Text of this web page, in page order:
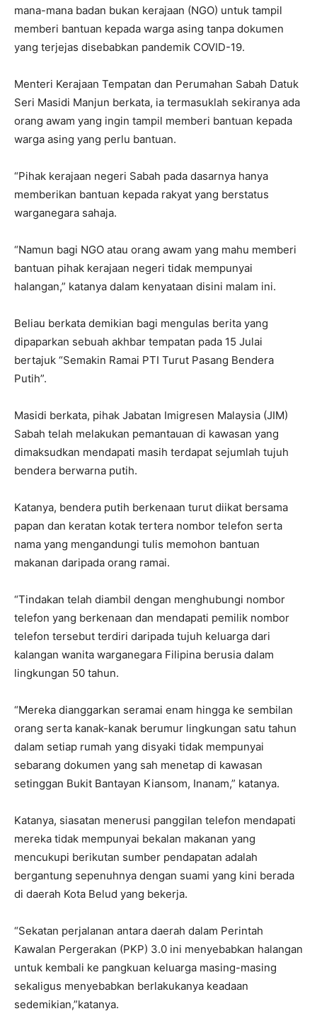
mana-mana badan bukan kerajaan (NGO) untuk tampil
memberi bantuan kepada warga asing tanpa dokumen
yang terjejas disebabkan pandemik COVID-19.
Menteri Kerajaan Tempatan dan Perumahan Sabah Datuk
Seri Masidi Manjun berkata, ia termasuklah sekiranya ada
orang awam yang ingin tampil memberi bantuan kepada
warga asing yang perlu bantuan.
“Pihak kerajaan negeri Sabah pada dasarnya hanya
memberikan bantuan kepada rakyat yang berstatus
warganegara sahaja.
“Namun bagi NGO atau orang awam yang mahu memberi
bantuan pihak kerajaan negeri tidak mempunyai
halangan,” katanya dalam kenyataan disini malam ini.
Beliau berkata demikian bagi mengulas berita yang
dipaparkan sebuah akhbar tempatan pada 15 Julai
bertajuk “Semakin Ramai PTI Turut Pasang Bendera
Putih”.
Masidi berkata, pihak Jabatan Imigresen Malaysia (JIM)
Sabah telah melakukan pemantauan di kawasan yang
dimaksudkan mendapati masih terdapat sejumlah tujuh
bendera berwarna putih.
Katanya, bendera putih berkenaan turut diikat bersama
papan dan keratan kotak tertera nombor telefon serta
nama yang mengandungi tulis memohon bantuan
makanan daripada orang ramai.
“Tindakan telah diambil dengan menghubungi nombor
telefon yang berkenaan dan mendapati pemilik nombor
telefon tersebut terdiri daripada tujuh keluarga dari
kalangan wanita warganegara Filipina berusia dalam
lingkungan 50 tahun.
“Mereka dianggarkan seramai enam hingga ke sembilan
orang serta kanak-kanak berumur lingkungan satu tahun
dalam setiap rumah yang disyaki tidak mempunyai
sebarang dokumen yang sah menetap di kawasan
setinggan Bukit Bantayan Kiansom, Inanam,” katanya.
Katanya, siasatan menerusi panggilan telefon mendapati
mereka tidak mempunyai bekalan makanan yang
mencukupi berikutan sumber pendapatan adalah
bergantung sepenuhnya dengan suami yang kini berada
di daerah Kota Belud yang bekerja.
“Sekatan perjalanan antara daerah dalam Perintah
Kawalan Pergerakan (PKP) 3.0 ini menyebabkan halangan
untuk kembali ke pangkuan keluarga masing-masing
sekaligus menyebabkan berlakukanya keadaan
sedemikian,”katanya.